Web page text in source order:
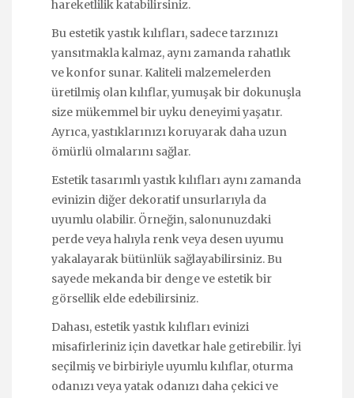
hareketlilik katabilirsiniz.
Bu estetik yastık kılıfları, sadece tarzınızı
yansıtmakla kalmaz, aynı zamanda rahatlık
ve konfor sunar. Kaliteli malzemelerden
üretilmiş olan kılıflar, yumuşak bir dokunuşla
size mükemmel bir uyku deneyimi yaşatır.
Ayrıca, yastıklarınızı koruyarak daha uzun
ömürlü olmalarını sağlar.
Estetik tasarımlı yastık kılıfları aynı zamanda
evinizin diğer dekoratif unsurlarıyla da
uyumlu olabilir. Örneğin, salonunuzdaki
perde veya halıyla renk veya desen uyumu
yakalayarak bütünlük sağlayabilirsiniz. Bu
sayede mekanda bir denge ve estetik bir
görsellik elde edebilirsiniz.
Dahası, estetik yastık kılıfları evinizi
misafirleriniz için davetkar hale getirebilir. İyi
seçilmiş ve birbiriyle uyumlu kılıflar, oturma
odanızı veya yatak odanızı daha çekici ve